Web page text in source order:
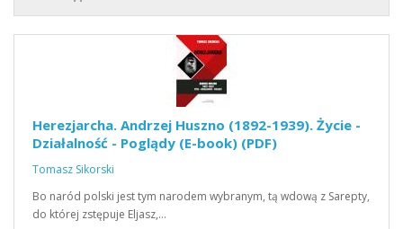
Herezjarcha. Andrzej Huszno (1892-1939). Życie -
Działalność - Poglądy (E-book) (PDF)
Tomasz Sikorski
Bo naród polski jest tym narodem wybranym, tą wdową z Sarepty,
do której zstępuje Eljasz,…